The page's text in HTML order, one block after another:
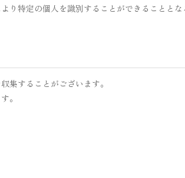
り特定の個人を識別することができることとな
集することがございます。
。